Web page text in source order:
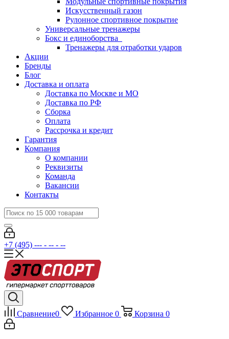
Искусственный газон
Рулонное спортивное покрытие
Универсальные тренажеры
Бокс и единоборства
Тренажеры для отработки ударов
Акции
Бренды
Блог
Доставка и оплата
Доставка по Москве и МО
Доставка по РФ
Сборка
Оплата
Рассрочка и кредит
Гарантия
Компания
О компании
Реквизиты
Команда
Вакансии
Контакты
+7 (495) --- - -- - --
Сравнение0 Избранное 0 Корзина 0